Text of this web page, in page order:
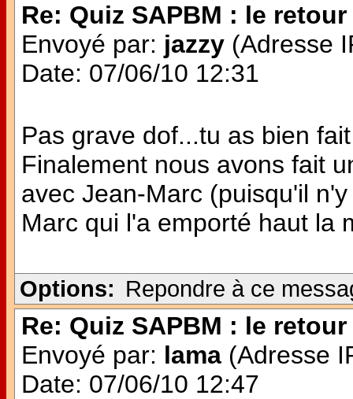
Re: Quiz SAPBM : le retour
Envoyé par: jazzy (Adresse
Date: 07/06/10 12:31
Pas grave dof...tu as bien
Finalement nous avons fait
avec Jean-Marc (puisqu'il
Marc qui l'a emporté haut la
Options: Repondre à ce
Re: Quiz SAPBM : le retour
Envoyé par: lama (Adresse
Date: 07/06/10 12:47